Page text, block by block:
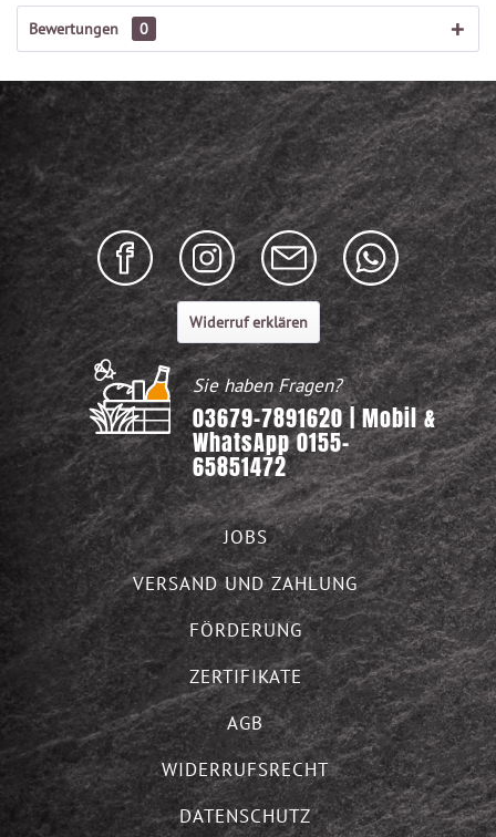
Bewertungen 0
Widerruf erklären
Sie haben Fragen?
03679-7891620 | Mobil &
WhatsApp 0155-
65851472
JOBS
VERSAND UND ZAHLUNG
FÖRDERUNG
ZERTIFIKATE
AGB
WIDERRUFSRECHT
DATENSCHUTZ